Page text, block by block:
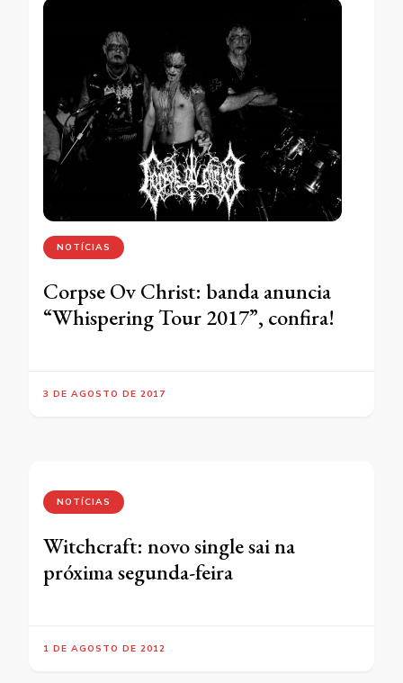
NOTÍCIAS
Corpse Ov Christ: banda anuncia
“Whispering Tour 2017”, confira!
3 DE AGOSTO DE 2017
NOTÍCIAS
Witchcraft: novo single sai na
próxima segunda-feira
1 DE AGOSTO DE 2012